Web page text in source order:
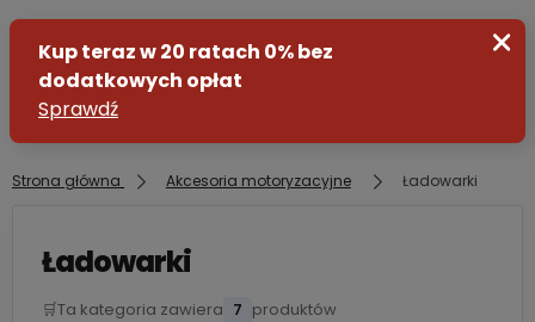
Strona główna Akcesoria motoryzacyjne Ładowarki
Ładowarki
🛒Ta kategoria zawiera 7 produktów